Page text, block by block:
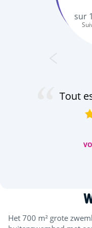
sur
Tout
Het 700 m² grote